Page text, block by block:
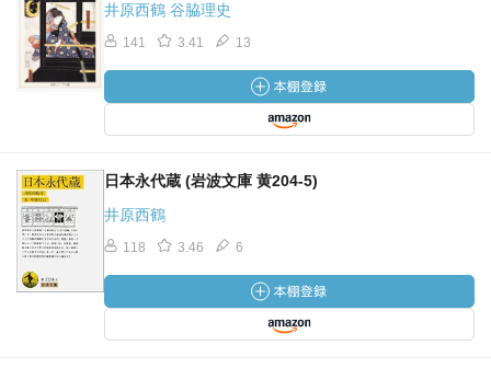
井原西鶴 谷脇理史
141 3.41 13
日本永代蔵 (岩波文庫 黄204-5)
井原西鶴
118 3.46 6